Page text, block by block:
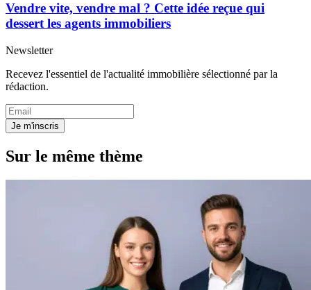
Vendre vite, vendre mal ? Cette idée reçue qui
dessert les agents immobiliers
Newsletter
Recevez l'essentiel de l'actualité immobilière sélectionné par la
rédaction.
Je m'inscris
Sur le même thème